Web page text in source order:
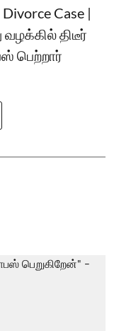
Case |
திடீர்
பெற்றார்